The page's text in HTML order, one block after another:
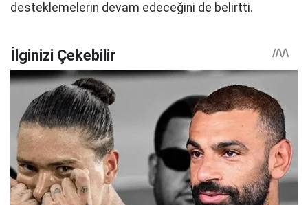
desteklemelerin devam edeceğini de belirtti.